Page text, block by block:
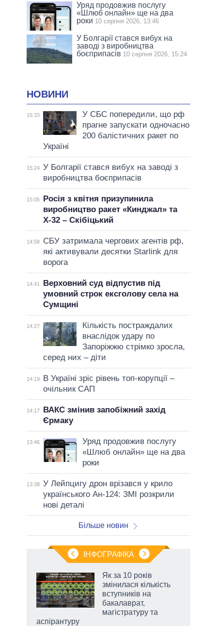
Уряд продовжив послугу
«Шлюб онлайн» ще на два
роки 10 серпня 2026, 13:46
У Болгарії стався вибух на
заводі з виробництва
боєприпасів 10 серпня 2026, 15:24
НОВИНИ
15:33
У СБС попередили, що рф
прагне запускати одночасно
200 балістичних ракет по
Україні
15:24 У Болгарії стався вибух на заводі з
виробництва боєприпасів
15:05
Росія з квітня призупинила
виробництво ракет «Кинджал» та
Х-32 – Скібіцький
14:58
СБУ затримала чергових агентів рф,
які активували десятки Starlink для
ворога
14:41
Верховний суд відпустив під
умовний строк ексголову села на
Сумщині
14:27
Кількість постраждалих
внаслідок удару по
Запоріжжю стрімко зросла,
серед них – діти
14:19
В Україні зріс рівень топ-корупції –
очільник САП
14:17
ВАКС змінив запобіжний захід
Єрмаку
13:46
Уряд продовжив послугу
«Шлюб онлайн» ще на два
роки
13:38 У Лейпцигу дрон врізався у крило
українського Ан-124: ЗМІ розкрили
нові деталі
Більше новин
ІНФОГРАФІКА
Як за 10 років
змінилася кількість
вступників на
бакалаврат,
магістратуру та
аспірантуру